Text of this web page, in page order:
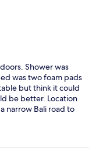
Shower was
was two foam pads
but think it could
be better. Location
narrow Bali road to
and are very